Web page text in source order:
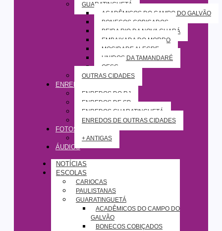
GUARATINGUETÁ
ACADÊMICOS DO CAMPO DO GALVÃO
BONECOS COBIÇADOS
BEIRA RIO DA NOVA GUARÁ
EMBAIXADA DO MORRO
MOCIDADE ALEGRE
UNIDOS DA TAMANDARÉ
OESG
OUTRAS CIDADES
ENREDOS
ENREDOS DO RJ
ENREDOS DE SP
ENREDOS GUARATINGUETÁ
ENREDOS DE OUTRAS CIDADES
FOTOS
+ ANTIGAS
ÁUDIOS
NOTÍCIAS
ESCOLAS
CARIOCAS
PAULISTANAS
GUARATINGUETÁ
ACADÊMICOS DO CAMPO DO
GALVÃO
BONECOS COBIÇADOS